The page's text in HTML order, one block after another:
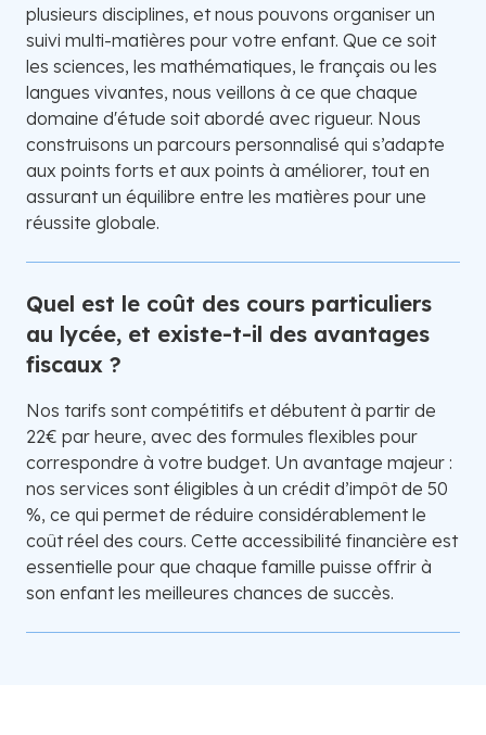
plusieurs disciplines, et nous pouvons organiser un
suivi multi-matières pour votre enfant. Que ce soit
les sciences, les mathématiques, le français ou les
langues vivantes, nous veillons à ce que chaque
domaine d'étude soit abordé avec rigueur. Nous
construisons un parcours personnalisé qui s’adapte
aux points forts et aux points à améliorer, tout en
assurant un équilibre entre les matières pour une
réussite globale.
Quel est le coût des cours particuliers
au lycée, et existe-t-il des avantages
fiscaux ?
Nos tarifs sont compétitifs et débutent à partir de
22€ par heure, avec des formules flexibles pour
correspondre à votre budget. Un avantage majeur :
nos services sont éligibles à un crédit d’impôt de 50
%, ce qui permet de réduire considérablement le
coût réel des cours. Cette accessibilité financière est
essentielle pour que chaque famille puisse offrir à
son enfant les meilleures chances de succès.